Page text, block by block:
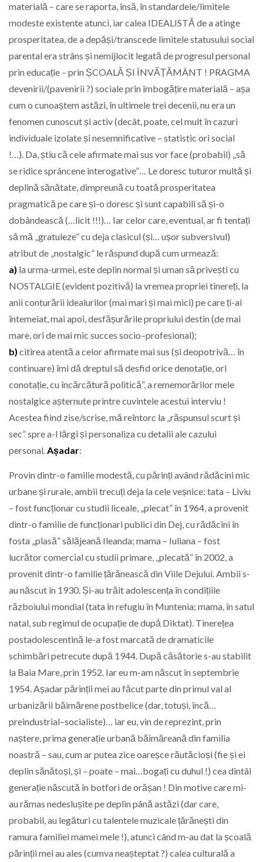
materială – care se raporta, însă, în standardele/limitele
modeste existente atunci, iar calea IDEALISTĂ de a atinge
prosperitatea, de a depăși/transcede limitele statusului social
parental era strâns și nemijlocit legată de progresul personal
prin educație – prin ȘCOALĂ ȘI ÎNVĂȚĂMÂNT ! PRAGMA
devenirii/(pavenirii ?) sociale prin îmbogățire materială – așa
cum o cunoaștem astăzi, în ultimele trei decenii, nu era un
fenomen cunoscut și activ (decât, poate, cel mult în cazuri
individuale izolate și nesemnificative – statistic ori social
!…). Da, știu că cele afirmate mai sus vor face (probabil) „să
se ridice sprâncene interogative”… Le doresc tuturor multă și
deplină sănătate, dimpreună cu toată prosperitatea
pragmatică pe care și-o doresc și sunt capabili să și-o
dobândească (…licit !!!)… Iar celor care, eventual, ar fi tentați
să mă „gratuleze” cu deja clasicul (și… ușor subversivul)
atribut de „nostalgic” le răspund după cum urmează:
a) la urma-urmei, este deplin normal și uman să privești cu
NOSTALGIE (evident pozitivă) la vremea propriei tinereți, la
anii conturării idealurilor (mai mari și mai mici) pe care ți-ai
întemeiat, mai apoi, desfășurările propriului destin (de mai
mare, ori de mai mic succes socio–profesional);
b) citirea atentă a celor afirmate mai sus (și deopotrivă… în
continuare) îmi dă dreptul să desfid orice denotație, ori
conotație, cu încărcătură politică”, a rememorărilor mele
nostalgice așternute printre cuvintele acestui interviu !
Acestea fiind zise/scrise, mă reîntorc la „răspunsul scurt și
sec” spre a-l lărgi și personaliza cu detalii ale cazului
personal.Așadar:
Provin dintr-o familie modestă, cu părinți având rădăcini mic
urbane și rurale, ambii trecuți deja la cele veșnice: tata – Liviu
– fost funcționar cu studii liceale, „plecat” în 1964, a provenit
dintr-o familie de funcționari publici din Dej, cu rădăcini în
fosta „plasă” sălăjeană Ileanda; mama – Iuliana – fost
lucrător comercial cu studii primare, „plecată” în 2002, a
provenit dintr-o familie țărănească din Viile Dejului. Ambii s-
au născut în 1930. Și-au trăit adolescența în condițiile
războiului mondial (tata în refugiu în Muntenia; mama, în satul
natal, sub regimul de ocupație de după Diktat). Tinerețea
postadolescentină le-a fost marcată de dramaticile
schimbări petrecute după 1944. După căsătorie s-au stabilit
la Baia Mare, prin 1952. Iar eu m-am născut în septembrie
1954. Așadar părinții mei au făcut parte din primul val al
urbanizării băimărene postbelice (dar, totuși, încă…
preindustrial–socialiste)… iar eu, vin de reprezint, prin
naștere, prima generație urbană băimăreană din familia
noastră – sau, cum ar putea zice oareșce răutăcioși (fie și ei
deplin sănătoși, și – poate – mai…bogați cu duhul !) cea dintâi
generație născută în botfori de orășan ! Din motive care mi-
au rămas nedeslușite pe deplin până astăzi (dar care,
probabil, au legături cu talentele muzicale țărănești din
ramura familiei mamei mele !), atunci când m-au dat la școală
părinții mei au ales (cumva neașteptat ?) calea culturală a